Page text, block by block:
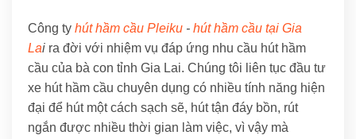
Công ty hút hầm cầu Pleiku - hút hầm cầu tại Gia
Lai ra đời với nhiệm vụ đáp ứng nhu cầu hút hầm
cầu của bà con tỉnh Gia Lai. Chúng tôi liên tục đầu tư
xe hút hầm cầu chuyên dụng có nhiều tính năng hiện
đại để hút một cách sạch sẽ, hút tận đáy bồn, rút
ngắn được nhiều thời gian làm việc, vì vậy mà